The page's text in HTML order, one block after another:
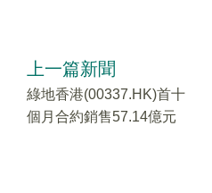
上一篇新聞
綠地香港(00337.HK)首十
個月合約銷售57.14億元